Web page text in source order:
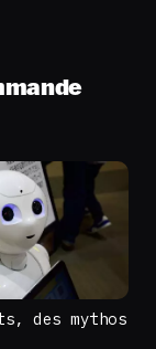
des mythos